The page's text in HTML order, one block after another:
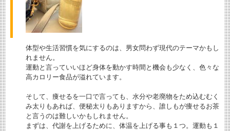
体型や生活習慣を気にするのは、男女問わず現代のテーマかもし
れません。
運動と言っていいほど身体を動かす時間と機会も少なく、色々な
高カロリー食品が溢れています。
そして、痩せるを一口で言っても、水分や老廃物をため込むむく
み太りもあれば、便秘太りもありますから、誰しもが痩せるお茶
と言うのは難しいかもしれません。
まずは、代謝を上げるために、体温を上げる事も１つ。運動も１